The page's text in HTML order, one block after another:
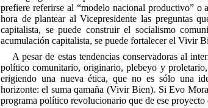
prefiere referirse al “modelo nacional productivo” o
hora de plantear al Vicepresidente las preguntas
capitalista, se puede construir el socialismo
acumulación capitalista, se puede fortalecer el Vivir
A pesar de estas tendencias conservadoras al
político comunitario, originario, plebeyo y
erigiendo una nueva ética, que no es sólo una
horizonte: el suma qamaña (Vivir Bien). Si Evo
programa político revolucionario que de ese proyecto